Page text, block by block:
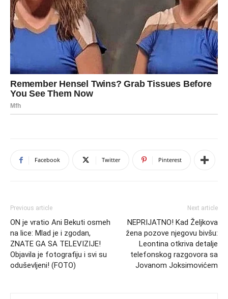
Facebook Twitter Pinterest
Previous article
ON je vratio Ani Bekuti osmeh
na lice: Mlad je i zgodan,
ZNATE GA SA TELEVIZIJE!
Objavila je fotografiju i svi su
oduševljeni! (FOTO)
Next article
NEPRIJATNO! Kad Željkova
žena pozove njegovu bivšu:
Leontina otkriva detalje
telefonskog razgovora sa
Jovanom Joksimovićem